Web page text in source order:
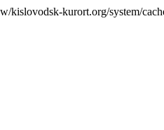
kislovodsk-kurort.org/system/